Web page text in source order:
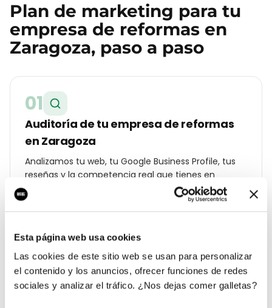
Esta página web usa cookies
Las cookies de este sitio web se usan para personalizar
el contenido y los anuncios, ofrecer funciones de redes
sociales y analizar el tráfico. ¿Nos dejas comer galletas?
Plan de marketing para tu
empresa de reformas en
Zaragoza, paso a paso
01
Auditoría de tu empresa de reformas
en Zaragoza
Analizamos tu web, tu Google Business Profile, tus
reseñas y la competencia real que tienes en
Centro. Te entregamos un diagnóstico con lo que
cuesta cada lead hoy y a cuánto debería estar.
02
Estrategia geolocalizada por barrio